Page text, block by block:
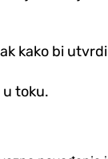
kako bi
toku.